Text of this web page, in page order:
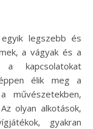
a vágyak és a
kapcsolatokat
élik meg a
olyan alkotások,
gyakran